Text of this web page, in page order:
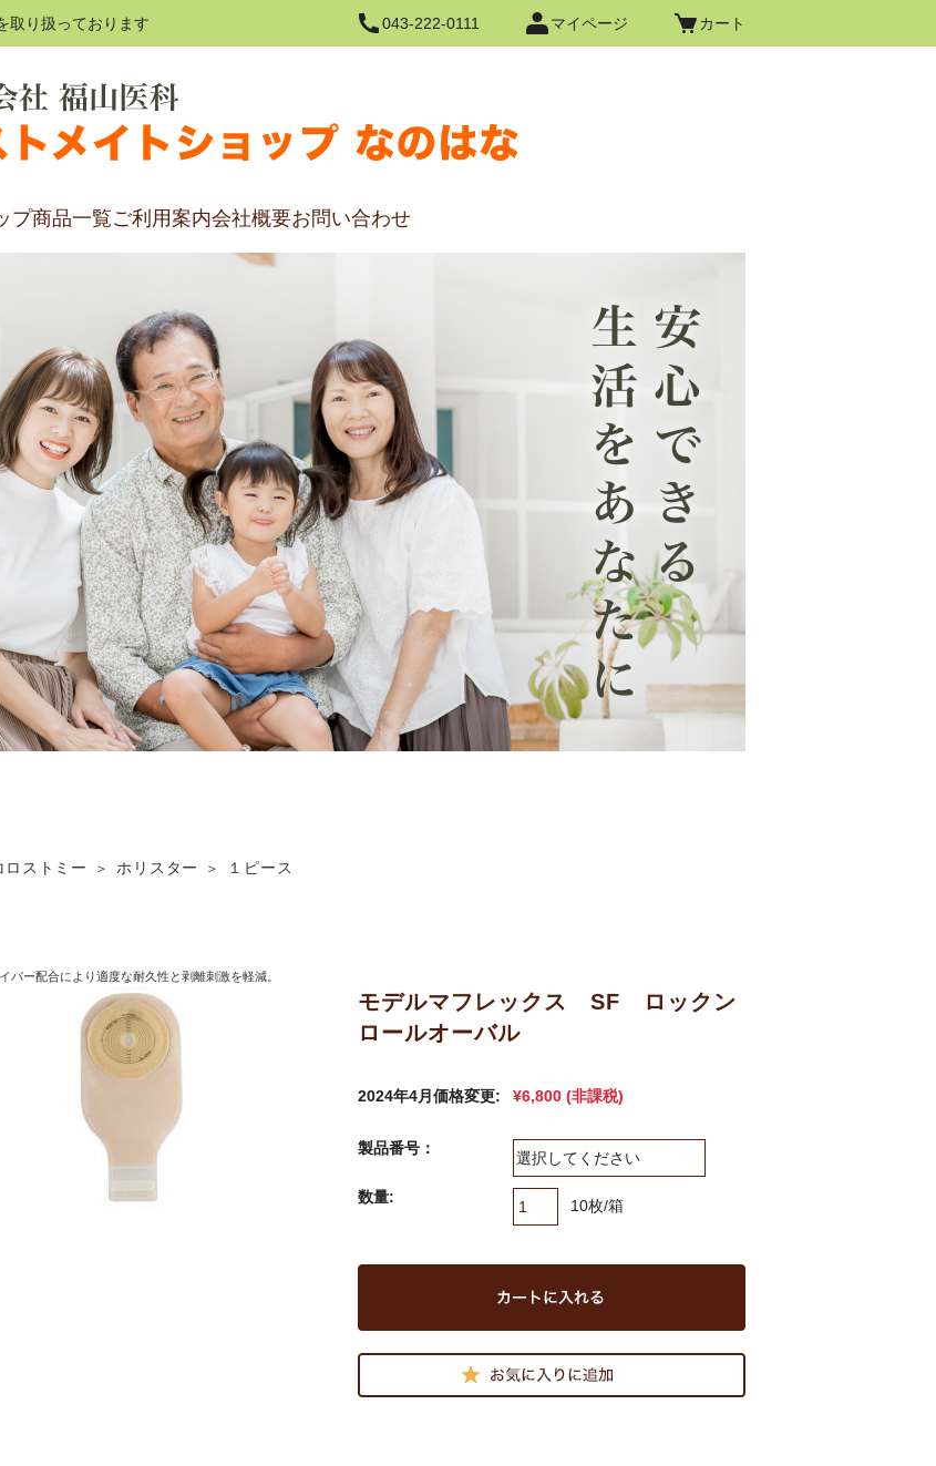
取り扱っております 043-222-0111 マイページ カート
プ商品一覧ご利用案内会社概要お問い合わせ
ロストミー ホリスター １ピース
バー配合により適度な耐久性と剥離刺激を軽減。
モデルマフレックス SF ロックン
ロールオーバル
2024年4月価格変更: ¥6,800 (非課税)
製品番号：
数量: 10枚/箱